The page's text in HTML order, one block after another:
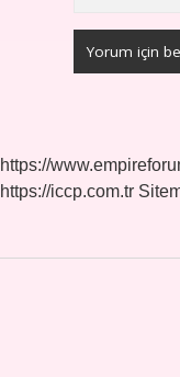
https://
https://iccp.com.tr